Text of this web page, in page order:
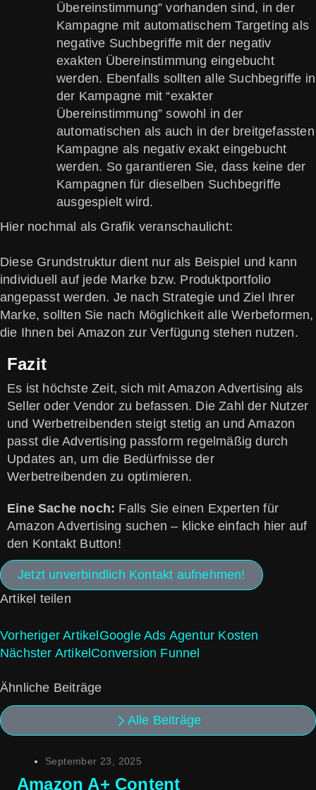
Übereinstimmung” vorhanden sind, in der
Kampagne mit automatischem Targeting als
negative Suchbegriffe mit der negativ
exakten Übereinstimmung eingebucht
werden. Ebenfalls sollten alle Suchbegriffe in
der Kampagne mit “exakter
Übereinstimmung” sowohl in der
automatischen als auch in der breitgefassten
Kampagne als negativ exakt eingebucht
werden. So garantieren Sie, dass keine der
Kampagnen für dieselben Suchbegriffe
ausgespielt wird.
Hier nochmal als Grafik veranschaulicht:
Diese Grundstruktur dient nur als Beispiel und kann
individuell auf jede Marke bzw. Produktportfolio
angepasst werden. Je nach Strategie und Ziel Ihrer
Marke, sollten Sie nach Möglichkeit alle Werbeformen,
die Ihnen bei Amazon zur Verfügung stehen nutzen.
Fazit
Es ist höchste Zeit, sich mit Amazon Advertising als
Seller oder Vendor zu befassen. Die Zahl der Nutzer
und Werbetreibenden steigt stetig an und Amazon
passt die Advertising passform regelmäßig durch
Updates an, um die Bedürfnisse der
Werbetreibenden zu optimieren.
Eine Sache noch: Falls Sie einen Experten für
Amazon Advertising suchen – klicke einfach hier auf
den Kontakt Button!
Jetzt unverbindlich Kontakt aufnehmen!
Artikel teilen
Vorheriger Artikel Google Ads Agentur Kosten
Nächster Artikel Conversion Funnel
Ähnliche Beiträge
Alle Beiträge
September 23, 2025
Amazon A+ Content